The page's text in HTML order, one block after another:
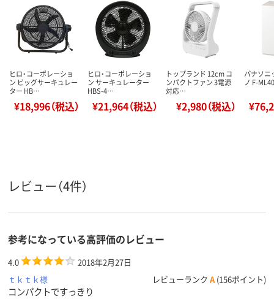
ヒロ・コーポレーショ
ン ビッグサーキュレー
ター HB…
¥18,996（税込）
ヒロ・コーポレーショ
ン サーキュレーター
HBS-4…
¥21,964（税込）
トップランド 12cm コ
ンパクトファン 3電源
対応…
¥2,980（税込）
パナソニ
ノ F-
レビュー（4件）
参考になっている高評価のレビュー
4.0
2018年2月27日
ｔｋｔｋ様
レビューランク A (156ポイント)
コンパクトですっきり